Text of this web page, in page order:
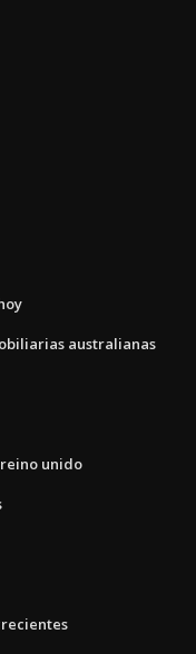
australianas
unido